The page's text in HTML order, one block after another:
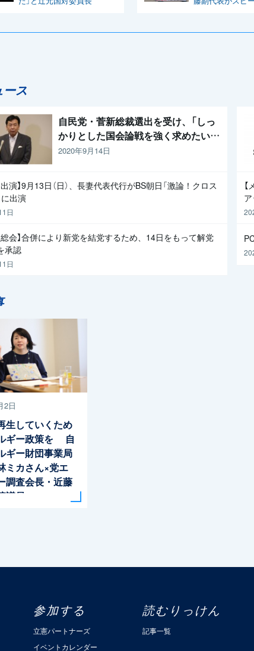
ス
自民党・菅新総裁選出を受け、「しっ
かりとした国会論戦を強く求めたい」
と枝野代表
2020年9月14日
演】9月13日（日）、長妻代表代行がBS朝日「激論！クロス
に出演
日
総会】合併により新党を結党するため、14日をもって解党
承認
日
2日
生していくため
ギー政策を 自
ギー財団事業局
ミカさん×党エ
調査会長・近藤
議員
参加する
立憲パートナーズ
イベントカレンダー
読むりっけん
記事一覧